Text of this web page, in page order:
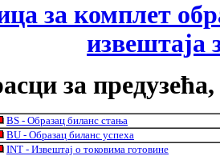
за комплет
извештаја
за
BS - Образац биланс стања
BU - Образац биланс успеха
INT - Извештај о токовима готовине